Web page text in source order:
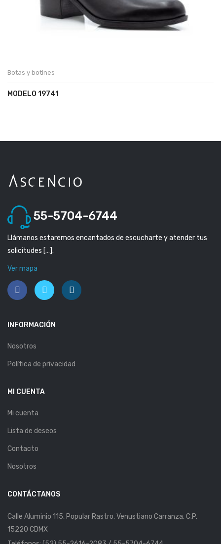
Botas y botines
MODELO 19741
55-5704-6744
Llámanos estaremos encantados de escucharte y atender tus
solicitudes […].
Ver mapa
INFORMACIÓN
Nosotros
Política de privacidad
MI CUENTA
Mi cuenta
Lista de deseos
Contacto
Nosotros
CONTÁCTANOS
Calle Aluminio 115, Popular Rastro, Venustiano Carranza, C.P.
15220 CDMX